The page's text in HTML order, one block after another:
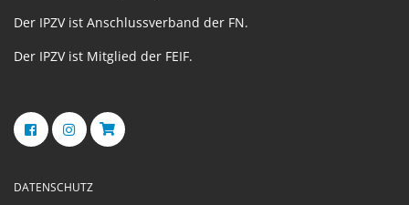
Der IPZV ist Anschlussverband der FN.
Der IPZV ist Mitglied der FEIF.
DATENSCHUTZ